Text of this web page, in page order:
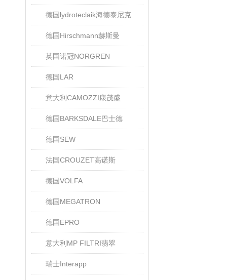
德国lydroteclaik海德泰尼克
德国Hirschmann赫斯曼
英国诺冠NORGREN
德国LAR
意大利CAMOZZI康茂盛
德国BARKSDALE巴士德
德国SEW
法国CROUZET高诺斯
德国VOLFA
德国MEGATRON
德国EPRO
意大利MP FILTRI翡翠
瑞士Interapp